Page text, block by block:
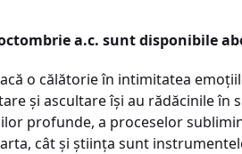
a.c. sunt disponibile
o călătorie în intimitatea
și ascultare își au rădăcinile în
profunde, a proceselor
cât și știința sunt